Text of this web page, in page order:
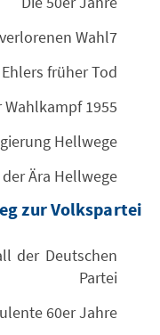
Wahl7
früher Tod
Wahlkampf 1955
Hellwege
der Ära Hellwege
zur Volkspartei
der Deutschen
Partei
60er Jahre